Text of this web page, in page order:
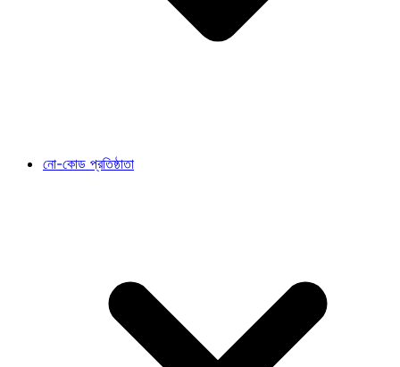
নো-কোড প্রতিষ্ঠাতা